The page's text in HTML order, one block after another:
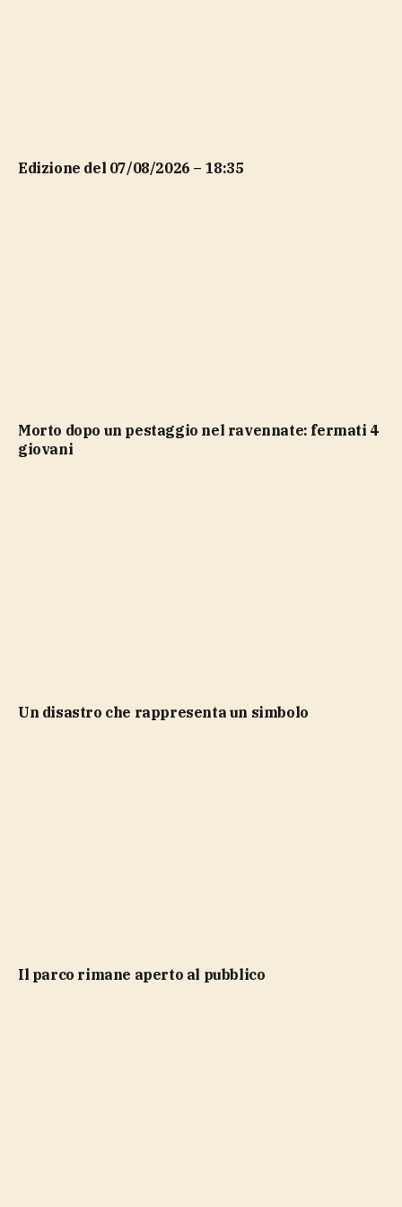
Edizione del 07/08/2026 – 18:35
Morto dopo un pestaggio nel ravennate: fermati 4
giovani
Un disastro che rappresenta un simbolo
Il parco rimane aperto al pubblico